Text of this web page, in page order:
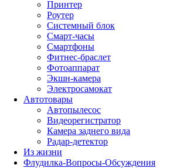
Принтер
Роутер
Системный блок
Смарт-часы
Смартфоны
Фитнес-браслет
Фотоаппарат
Экшн-камера
Электросамокат
Автотовары
Автопылесос
Видеорегистратор
Камера заднего вида
Радар-детектор
Из жизни
Флудилка-Вопросы-Обсуждения